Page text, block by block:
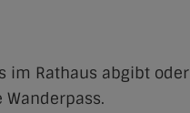
im Rathaus abgibt oder